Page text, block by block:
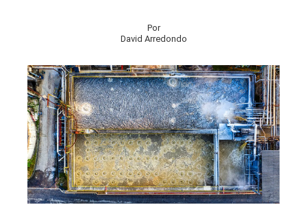
Por
David Arredondo